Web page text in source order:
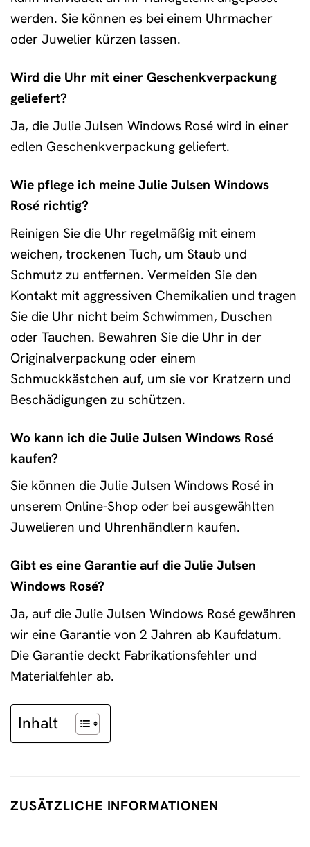
werden. Sie können es bei einem Uhrmacher
oder Juwelier kürzen lassen.
Wird die Uhr mit einer Geschenkverpackung
geliefert?
Ja, die Julie Julsen Windows Rosé wird in einer
edlen Geschenkverpackung geliefert.
Wie pflege ich meine Julie Julsen Windows
Rosé richtig?
Reinigen Sie die Uhr regelmäßig mit einem
weichen, trockenen Tuch, um Staub und
Schmutz zu entfernen. Vermeiden Sie den
Kontakt mit aggressiven Chemikalien und tragen
Sie die Uhr nicht beim Schwimmen, Duschen
oder Tauchen. Bewahren Sie die Uhr in der
Originalverpackung oder einem
Schmuckkästchen auf, um sie vor Kratzern und
Beschädigungen zu schützen.
Wo kann ich die Julie Julsen Windows Rosé
kaufen?
Sie können die Julie Julsen Windows Rosé in
unserem Online-Shop oder bei ausgewählten
Juwelieren und Uhrenhändlern kaufen.
Gibt es eine Garantie auf die Julie Julsen
Windows Rosé?
Ja, auf die Julie Julsen Windows Rosé gewähren
wir eine Garantie von 2 Jahren ab Kaufdatum.
Die Garantie deckt Fabrikationsfehler und
Materialfehler ab.
Inhalt
ZUSÄTZLICHE INFORMATIONEN